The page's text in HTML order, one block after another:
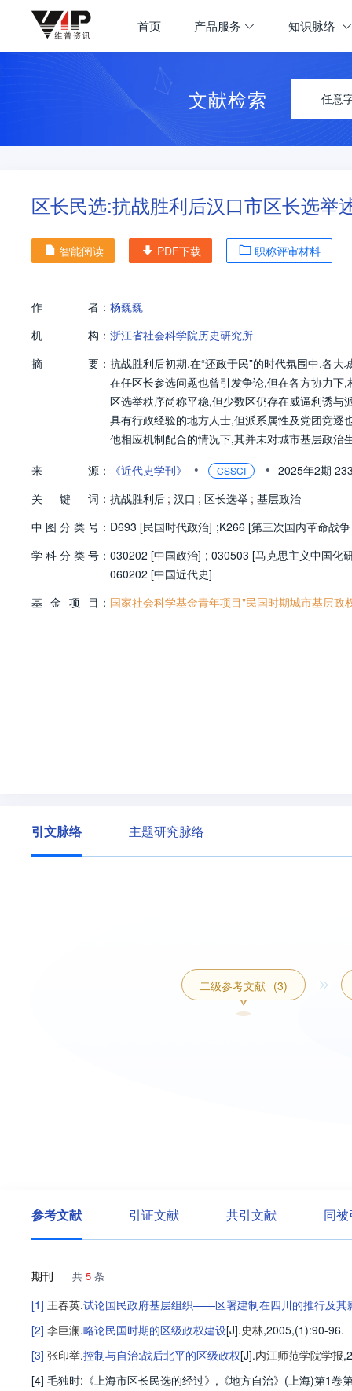
首页 产品服务 知识脉络
文献检索 任意
区长民选:抗战胜利后汉口市区长选举
智能阅读 PDF下载 职称评审材料
作 者： 杨巍巍
机
构： 浙江省社会科学院历史研究所
摘
要： 抗战胜利后初期,在“还政于民”的时代氛围中,各
在任区长参选问题也曾引发争论,但在各方协力
区选举秩序尚称平稳,但少数区仍存在威逼利诱
具有行政经验的地方人士,但派系属性及党团竞
他相应机制配合的情况下,其并未对城市基层政治
来
源： 《近代史学刊》 • CSSCI • 2025年2期
关
键 词： 抗战胜利后 ; 汉口 ; 区长选举 ; 基层政治
中 图 分 类 号： D693 [民国时代政治] ;K266 [第三次国内革命战
学 科 分 类 号： 030202 [中国政治] ; 030503 [马克思主义中国化
060202 [中国近代史]
基 金 项 目： 国家社会科学基金青年项目"民国时期城市基层
引文脉络 主题研究脉络
二级参考文献 (3)
参考文献 引证文献 共引文献 同
期刊 共 5 条
[1] 王春英.试论国民政府基层组织——区署建制在四川的推行及其
[2] 李巨澜.略论民国时期的区级政权建设[J].史林,2005,(1):90-96.
[3] 张印举.控制与自治:战后北平的区级政权[J].内江师范学院学报
[4] 毛独时:《上海市区长民选的经过》,《地方自治》(上海)第1卷